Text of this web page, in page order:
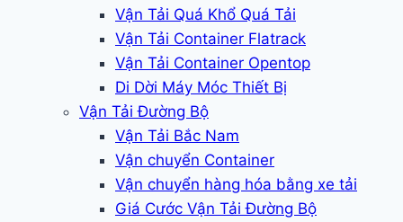
Vận Tải Quá Khổ Quá Tải
Vận Tải Container Flatrack
Vận Tải Container Opentop
Di Dời Máy Móc Thiết Bị
Vận Tải Đường Bộ
Vận Tải Bắc Nam
Vận chuyển Container
Vận chuyển hàng hóa bằng xe tải
Giá Cước Vận Tải Đường Bộ